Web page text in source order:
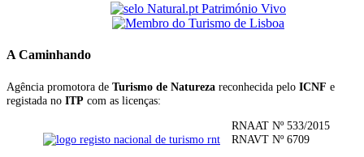
A Caminhando
Agência promotora de Turismo de Natureza reconhecida pelo ICNF e
registada no ITP com as licenças:
RNAAT Nº 533/2015
RNAVT Nº 6709